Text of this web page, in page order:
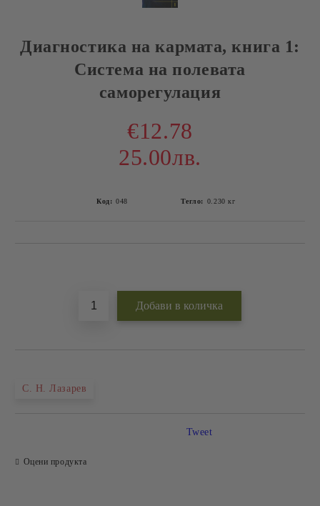
Диагностика на кармата, книга 1:
Система на полевата
саморегулация
€12.78
25.00лв.
Код: 048 Тегло: 0.230 кг
С. Н. Лазарев
Оцени продукта
Tweet